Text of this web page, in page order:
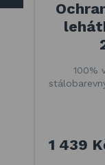
100%
1 439